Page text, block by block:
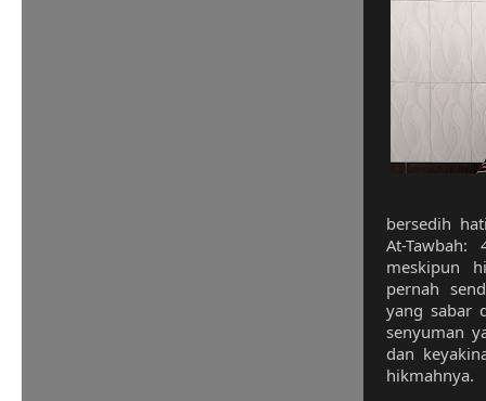
bersedih
At-
meskipun
pernah
yang sabar
senyuman
dan
hikmahnya.